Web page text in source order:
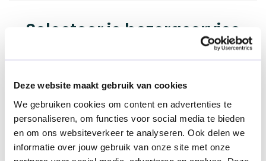
Deze website maakt gebruik van cookies
We gebruiken cookies om content en advertenties te
personaliseren, om functies voor social media te bieden
en om ons websiteverkeer te analyseren. Ook delen we
informatie over jouw gebruik van onze site met onze
Selecteer je bezorgservice
Dit product toevoegen